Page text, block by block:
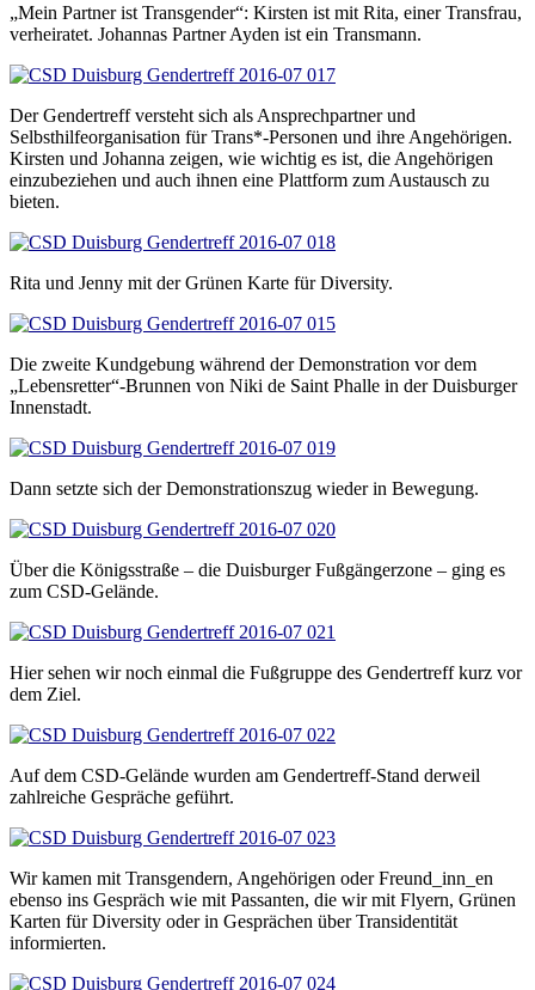
„Mein Partner ist Transgender“: Kirsten ist mit Rita, einer Transfrau,
verheiratet. Johannas Partner Ayden ist ein Transmann.
Der Gendertreff versteht sich als Ansprechpartner und
Selbsthilfeorganisation für Trans*-Personen und ihre Angehörigen.
Kirsten und Johanna zeigen, wie wichtig es ist, die Angehörigen
einzubeziehen und auch ihnen eine Plattform zum Austausch zu
bieten.
Rita und Jenny mit der Grünen Karte für Diversity.
Die zweite Kundgebung während der Demonstration vor dem
„Lebensretter“-Brunnen von Niki de Saint Phalle in der Duisburger
Innenstadt.
Dann setzte sich der Demonstrationszug wieder in Bewegung.
Über die Königsstraße – die Duisburger Fußgängerzone – ging es
zum CSD-Gelände.
Hier sehen wir noch einmal die Fußgruppe des Gendertreff kurz vor
dem Ziel.
Auf dem CSD-Gelände wurden am Gendertreff-Stand derweil
zahlreiche Gespräche geführt.
Wir kamen mit Transgendern, Angehörigen oder Freund_inn_en
ebenso ins Gespräch wie mit Passanten, die wir mit Flyern, Grünen
Karten für Diversity oder in Gesprächen über Transidentität
informierten.